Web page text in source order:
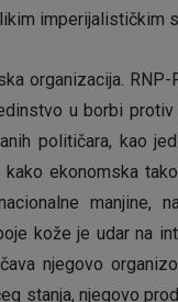
imperijalističkim
organizacija.
u borbi protiv
političara, kao
ekonomska
manjine,
kože je udar na
njegovo
stanja, njegovo